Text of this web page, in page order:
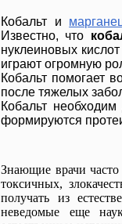
Кобальт и
Известно, что
нуклеиновых
играют огромную
Кобальт помогает
после тяжелых
Кобальт
формируются
Знающие врачи
токсичных,
получать из
неведомые еще